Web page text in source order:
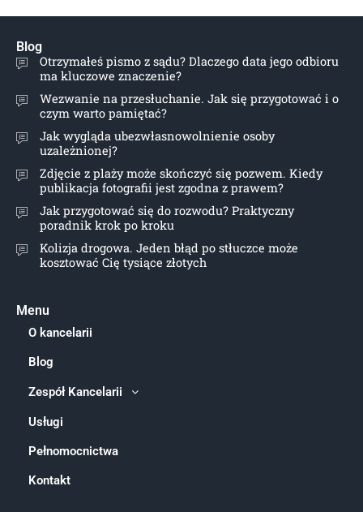
Blog
Otrzymałeś pismo z sądu? Dlaczego data jego odbioru
ma kluczowe znaczenie?
Wezwanie na przesłuchanie. Jak się przygotować i o
czym warto pamiętać?
Jak wygląda ubezwłasnowolnienie osoby
uzależnionej?
Zdjęcie z plaży może skończyć się pozwem. Kiedy
publikacja fotografii jest zgodna z prawem?
Jak przygotować się do rozwodu? Praktyczny
poradnik krok po kroku
Kolizja drogowa. Jeden błąd po stłuczce może
kosztować Cię tysiące złotych
Menu
O kancelarii
Blog
Zespół Kancelarii
Usługi
Pełnomocnictwa
Kontakt